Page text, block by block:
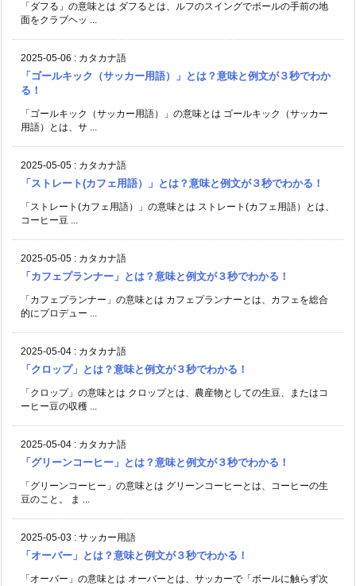
「ダフる」の意味とは ダフるとは、ルフのスイングでボールの手前の地
面をクラブヘッ ...
2025-05-06 : カタカナ語
「ゴールキック（サッカー用語）」とは？意味と例文が３秒でわか
る！
「ゴールキック（サッカー用語）」の意味とは ゴールキック（サッカー
用語）とは、サ ...
2025-05-05 : カタカナ語
「ストレート(カフェ用語）」とは？意味と例文が３秒でわかる！
「ストレート(カフェ用語）」の意味とは ストレート(カフェ用語）とは、
コーヒー豆 ...
2025-05-05 : カタカナ語
「カフェプランナー」とは？意味と例文が３秒でわかる！
「カフェプランナー」の意味とは カフェプランナーとは、カフェを総合
的にプロデュー ...
2025-05-04 : カタカナ語
「クロップ」とは？意味と例文が３秒でわかる！
「クロップ」の意味とは クロップとは、農産物としての生豆、またはコ
ーヒー豆の収穫 ...
2025-05-04 : カタカナ語
「グリーンコーヒー」とは？意味と例文が３秒でわかる！
「グリーンコーヒー」の意味とは グリーンコーヒーとは、コーヒーの生
豆のこと。 ま ...
2025-05-03 : サッカー用語
「オーバー」とは？意味と例文が３秒でわかる！
「オーバー」の意味とは オーバーとは、サッカーで「ボールに触らず次